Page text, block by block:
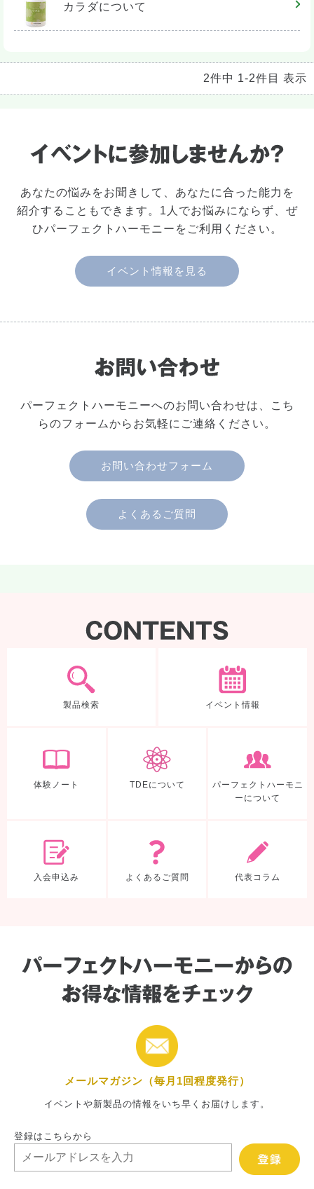
カラダについて
2件中 1-2件目 表示
あなたの悩みをお聞きして、あなたに合った能力を
紹介することもできます。1人でお悩みにならず、ぜ
ひパーフェクトハーモニーをご利用ください。
イベント情報を見る
パーフェクトハーモニーへのお問い合わせは、こち
らのフォームからお気軽にご連絡ください。
お問い合わせフォーム
よくあるご質問
製品検索 イベント情報
体験ノート TDEについて
パーフェクトハーモニ
ーについて
入会申込み よくあるご質問 代表コラム
メールマガジン（毎月1回程度発行）
イベントや新製品の情報をいち早くお届けします。
登録はこちらから